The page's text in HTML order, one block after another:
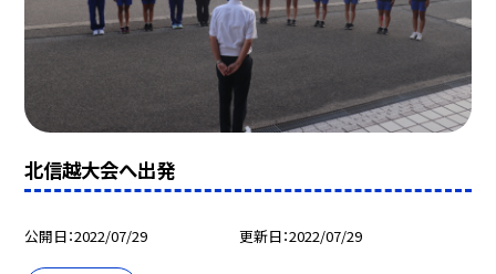
北信越大会へ出発
公開日 2022/07/29 更新日 2022/07/29